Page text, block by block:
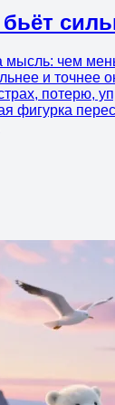
мысль: чем
и точнее
потерю,
фигурка